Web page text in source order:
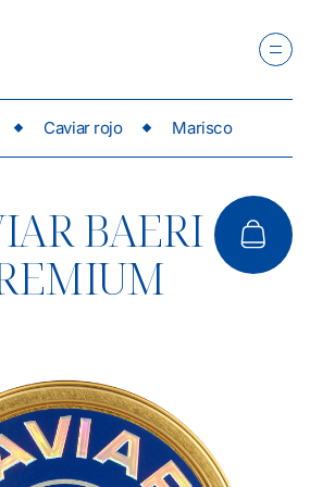
Caviar rojo Marisco
BAERI